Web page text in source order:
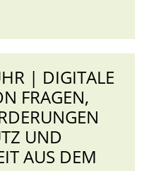
| DIGITALE
FRAGEN,
UND
AUS DEM